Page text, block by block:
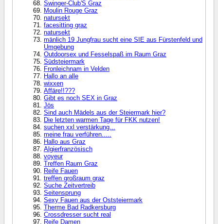
Swinger-Club'S Graz
Moulin Rouge Graz
natursekt
facesitting graz
natursekt
mänlich 19 Jungfrau sucht eine SIE aus Fürstenfeld und
Umgebung
Outdoorsex und Fesselspaß im Raum Graz
Südsteiermark
Fronleichnam in Velden
Hallo an alle
wixxen
Affäre!!???
Gibt es noch SEX in Graz
Jös
Sind auch Mädels aus der Steiermark hier?
Die letzten warmen Tage für FKK nutzen!
suchen xxl verstärkung...
meine frau verführen.....
Hallo aus Graz
Algierfranzösisch
voyeur
Treffen Raum Graz
Reife Fauen
treffen großraum graz
Suche Zeitvertreib
Seitensprung
Sexy Fauen aus der Oststeiermark
Therme Bad Radkersburg
Crossdresser sucht real
Reife Damen